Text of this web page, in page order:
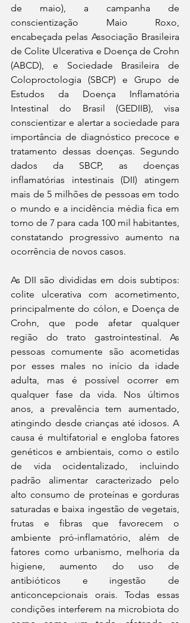
de maio), a campanha de
conscientização Maio Roxo,
encabeçada pelas Associação Brasileira
de Colite Ulcerativa e Doença de Crohn
(ABCD), e Sociedade Brasileira de
Coloproctologia (SBCP) e Grupo de
Estudos da Doença Inflamatória
Intestinal do Brasil (GEDIIB), visa
conscientizar e alertar a sociedade para
importância de diagnóstico precoce e
tratamento dessas doenças. Segundo
dados da SBCP, as doenças
inflamatórias intestinais (DII) atingem
mais de 5 milhões de pessoas em todo
o mundo e a incidência média fica em
torno de 7 para cada 100 mil habitantes,
constatando progressivo aumento na
ocorrência de novos casos.
As DII são divididas em dois subtipos:
colite ulcerativa com acometimento,
principalmente do cólon, e Doença de
Crohn, que pode afetar qualquer
região do trato gastrointestinal. As
pessoas comumente são acometidas
por esses males no início da idade
adulta, mas é possível ocorrer em
qualquer fase da vida. Nos últimos
anos, a prevalência tem aumentado,
atingindo desde crianças até idosos. A
causa é multifatorial e engloba fatores
genéticos e ambientais, como o estilo
de vida ocidentalizado, incluindo
padrão alimentar caracterizado pelo
alto consumo de proteínas e gorduras
saturadas e baixa ingestão de vegetais,
frutas e fibras que favorecem o
ambiente pró-inflamatório, além de
fatores como urbanismo, melhoria da
higiene, aumento do uso de
antibióticos e ingestão de
anticoncepcionais orais. Todas essas
condições interferem na microbiota do